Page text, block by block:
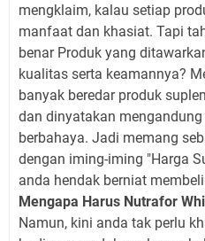
mengklaim, kalau setiap
manfaat dan khasiat. Tapi
benar Produk yang
kualitas serta keamannya?
banyak beredar produk
dan dinyatakan
berbahaya. Jadi memang
dengan iming-iming "Harga
anda hendak berniat
Mengapa Harus Nutrafor
Namun, kini anda tak perlu